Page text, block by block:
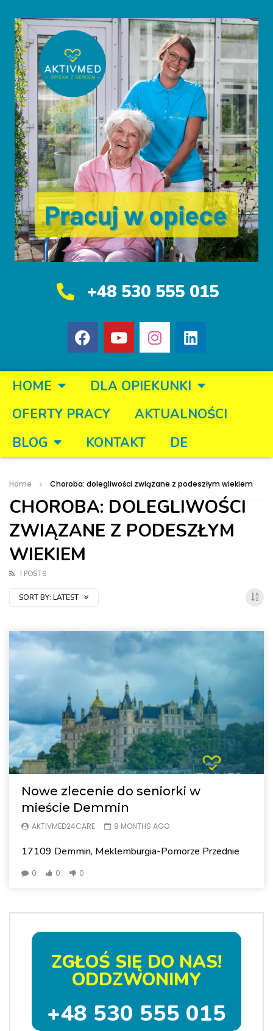
+48 530 555 015
HOME
DLA OPIEKUNKI
OFERTY PRACY
AKTUALNOŚCI
BLOG
KONTAKT DE
Home Choroba: dolegliwości związane z podeszłym wiekiem
CHOROBA: DOLEGLIWOŚCI
ZWIĄZANE Z PODESZŁYM
WIEKIEM
1 POSTS
SORT BY: LATEST
Nowe zlecenie do seniorki w
mieście Demmin
AKTIVMED24CARE 9 MONTHS AGO
17109 Demmin, Meklemburgia-Pomorze Przednie
0 0 0
ZGŁOŚ SIĘ DO NAS!
ODDZWONIMY
+48 530 555 015